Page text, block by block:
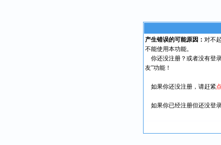
产生错误的可能原因： 对不
不能使用本功能。
你还没注册？或者没有登
友”功能！
如果你还没注册，请赶紧
如果你已经注册但还没登